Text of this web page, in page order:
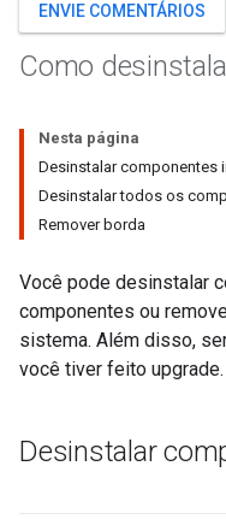
ENVIE COMENTÁRIOS
Como
Nesta página
Desinstalar componentes
Desinstalar todos os
Remover borda
Você pode desinstalar
componentes ou
sistema. Além disso,
você tiver feito upgrade.
Desinstalar